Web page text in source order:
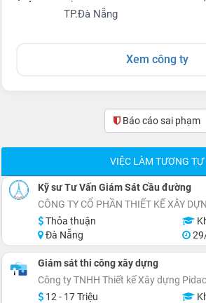
TP.Đà Nẵng
Xem công ty
Báo cáo sai phạm(0)
VIỆC LÀM TƯƠNG TỰ
Kỹ sư Tư Vấn Giám Sát Cầu đường
CÔNG TY CỔ PHẦN THIẾT KẾ XÂY
Thỏa thuận
Đà Nẵng
Giám sát thi công xây dựng
Công ty TNHH Thiết kế Xây dựng
12 - 17 Triệu